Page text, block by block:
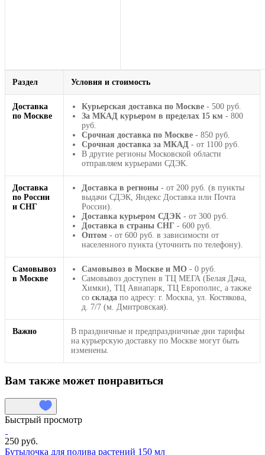
Раздел Условия и стоимость
Доставка
по Москве
Курьерская доставка по Москве - 500 руб.
За МКАД курьером в пределах 15 км - 800
руб.
Срочная доставка по Москве - 850 руб.
Срочная доставка за МКАД - от 1100 руб.
В другие регионы Московской области
отправляем курьерами СДЭК.
Доставка
по России
и СНГ
Доставка в регионы - от 200 руб. (в пункты
выдачи СДЭК, Яндекс Доставка или Почта
России).
Доставка курьером СДЭК - от 300 руб.
Доставка в страны СНГ - 600 руб.
Оптом - от 600 руб. в зависимости от
населенного пункта (уточнить по телефону).
Самовывоз
в Москве
Самовывоз в Москве и МО - 0 руб.
Самовывоз доступен в ТЦ МЕГА (Белая Дача,
Химки), ТЦ Авиапарк, ТЦ Европолис, а также
со склада по адресу: г. Москва, ул. Костякова,
д. 7/7 (м. Дмитровская).
Важно
В праздничные и предпраздничные дни тарифы
на курьерскую доставку по Москве могут быть
изменены.
Вам также может понравиться
Быстрый просмотр
250 руб.
Бутылочка для полива растений 150 мл